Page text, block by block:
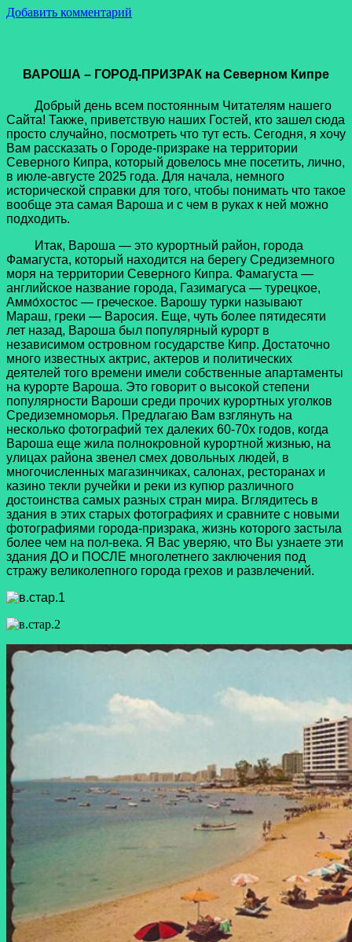
Добавить комментарий
ВАРОША – ГОРОД-ПРИЗРАК на Северном Кипре
Добрый день всем постоянным Читателям нашего
Сайта! Также, приветствую наших Гостей, кто зашел сюда
просто случайно, посмотреть что тут есть. Сегодня, я хочу
Вам рассказать о Городе-призраке на территории
Северного Кипра, который довелось мне посетить, лично,
в июле-августе 2025 года. Для начала, немного
исторической справки для того, чтобы понимать что такое
вообще эта самая Вароша и с чем в руках к ней можно
подходить.
Итак, Вароша — это курортный район, города
Фамагуста, который находится на берегу Средиземного
моря на территории Северного Кипра. Фамагуста —
английское название города, Газимагуса — турецкое,
Аммо́хостос — греческое. Варошу турки называют
Мараш, греки — Варосия. Еще, чуть более пятидесяти
лет назад, Вароша был популярный курорт в
независимом островном государстве Кипр. Достаточно
много известных актрис, актеров и политических
деятелей того времени имели собственные апартаменты
на курорте Вароша. Это говорит о высокой степени
популярности Вароши среди прочих курортных уголков
Средиземноморья. Предлагаю Вам взглянуть на
несколько фотографий тех далеких 60-70х годов, когда
Вароша еще жила полнокровной курортной жизнью, на
улицах района звенел смех довольных людей, в
многочисленных магазинчиках, салонах, ресторанах и
казино текли ручейки и реки из купюр различного
достоинства самых разных стран мира. Вглядитесь в
здания в этих старых фотографиях и сравните с новыми
фотографиями города-призрака, жизнь которого застыла
более чем на пол-века. Я Вас уверяю, что Вы узнаете эти
здания ДО и ПОСЛЕ многолетнего заключения под
стражу великолепного города грехов и развлечений.